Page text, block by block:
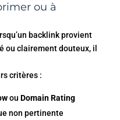
ou à
backlink provient
ou clairement douteux, il
critères :
ouDomain Rating
non pertinente